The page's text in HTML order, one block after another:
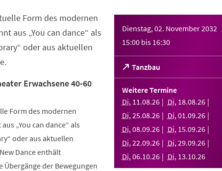
Dienstag, 02. November 2032
15:00 bis 16:30
Tanzbau
(Öffnet
in
einem
neuen
Tab)
Weitere Termine
Di, 11.08.26 Di, 18.08.26
Di,25.08.26 Di,01.09.26
Di,08.09.26 Di, 15.09.26
Di,22.09.26 Di,29.09.26
Di,06.10.26 Di, 13.10.26
Form des modernen
aus „You can dance“ als
oder aus aktuellen
Erwachsene 40-60
Form des modernen
„You can dance“ als
oder aus aktuellen
Dance enthält
der Bewegungen